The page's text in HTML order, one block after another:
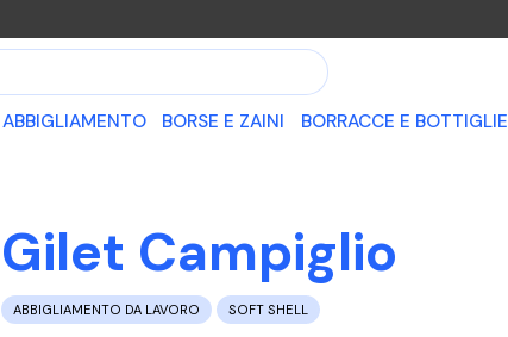
ABBIGLIAMENTO BORSE E ZAINI BORRACCE E BOTTIGLIE
Gilet Campiglio
ABBIGLIAMENTO DA LAVORO SOFT SHELL